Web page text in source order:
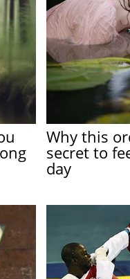
Why this
secret to
day